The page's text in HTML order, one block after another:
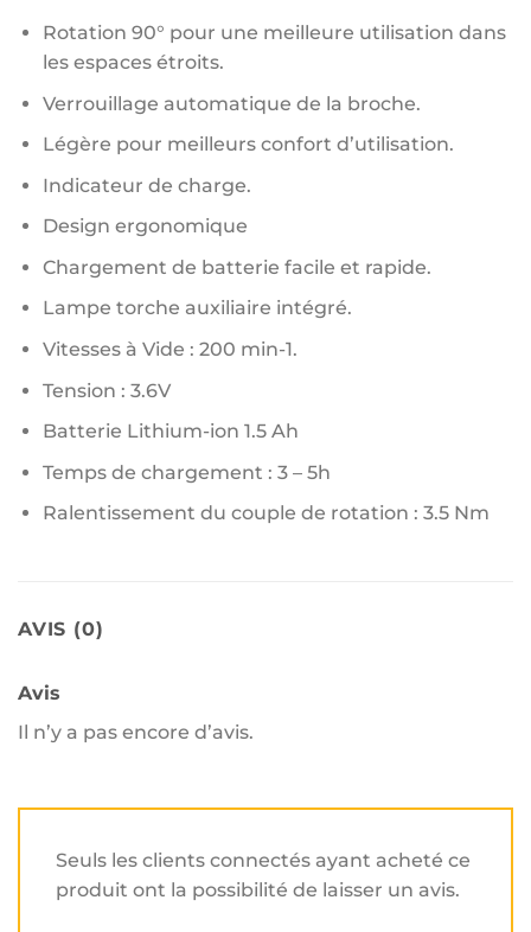
Rotation 90° pour une meilleure utilisation dans
les espaces étroits.
Verrouillage automatique de la broche.
Légère pour meilleurs confort d’utilisation.
Indicateur de charge.
Design ergonomique
Chargement de batterie facile et rapide.
Lampe torche auxiliaire intégré.
Vitesses à Vide : 200 min-1.
Tension : 3.6V
Batterie Lithium-ion 1.5 Ah
Temps de chargement : 3 – 5h
Ralentissement du couple de rotation : 3.5 Nm
AVIS (0)
Avis
Il n’y a pas encore d’avis.
Seuls les clients connectés ayant acheté ce
produit ont la possibilité de laisser un avis.